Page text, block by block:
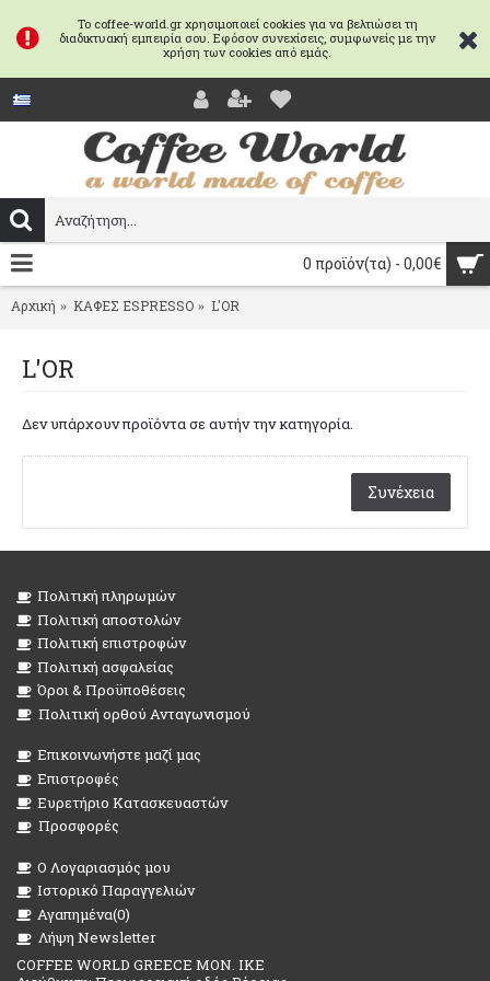
Το coffee-world.gr χρησιμοποιεί cookies για να βελτιώσει τη
διαδικτυακή εμπειρία σου. Εφόσον συνεχίσεις, συμφωνείς με την
χρήση των cookies από εμάς.
0 προϊόν(τα) - 0,00€
Αρχική ΚΑΦΕΣ ESPRESSO L'OR
L'OR
Δεν υπάρχουν προϊόντα σε αυτήν την κατηγορία.
Συνέχεια
Πολιτική πληρωμών
Πολιτική αποστολών
Πολιτική επιστροφών
Πολιτική ασφαλείας
Όροι & Προϋποθέσεις
Πολιτική ορθού Ανταγωνισμού
Επικοινωνήστε μαζί μας
Επιστροφές
Ευρετήριο Κατασκευαστών
Προσφορές
O Λογαριασμός μου
Ιστορικό Παραγγελιών
Αγαπημένα(0)
Λήψη Newsletter
COFFEE WORLD GREECE MON. IKE